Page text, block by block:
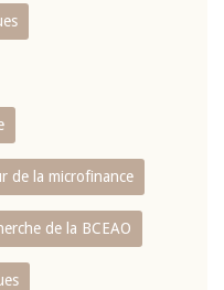
de la microfinance
de la BCEAO